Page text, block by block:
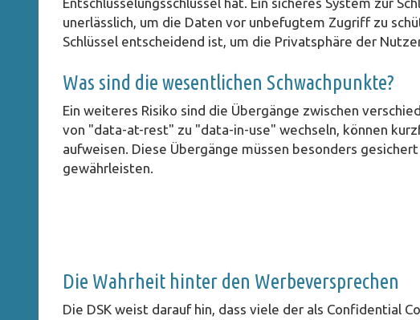
unerlässlich, um die Daten vor unbefugtem Zugriff zu
Schlüssel entscheidend ist, um die Privatsphäre der
Was sind die wesentlichen Schwachpunkte?
Ein weiteres Risiko sind die Übergänge zwischen
von "data-at-rest" zu "data-in-use" wechseln, können
aufweisen. Diese Übergänge müssen besonders
gewährleisten.
Die Wahrheit hinter den Werbeversprechen
Die DSK weist darauf hin, dass viele der als Confidential